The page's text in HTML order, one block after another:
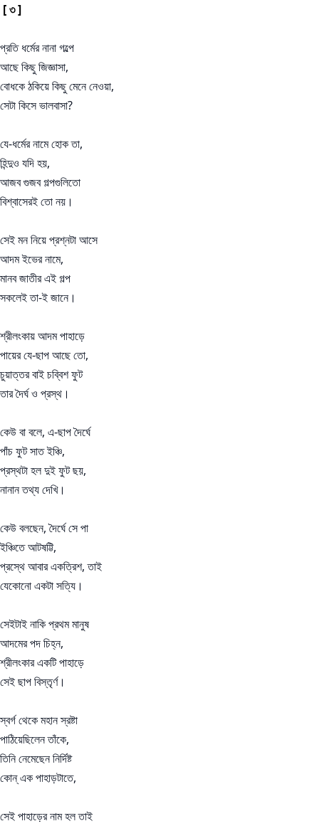
[ ৩ ]
প্রতি ধর্মের নানা গল্পে
আছে কিছু জিজ্ঞাসা,
বোধকে ঠকিয়ে কিছু মেনে নেওয়া,
সেটা কিসে ভালবাসা?
যে-ধর্মের নামে হোক তা,
হিন্দুও যদি হয়,
আজব গুজব গল্পগুলিতো
বিশ্বাসেরই তো নয়।
সেই মন নিয়ে প্রশ্নটা আসে
আদম ইভের নামে,
মানব জাতীর এই গল্প
সকলেই তা-ই জানে।
শ্রীলংকায় আদম পাহাড়ে
পায়ের যে-ছাপ আছে তো,
চুয়াত্তর বাই চব্বিশ ফুট
তার দৈর্ঘ ও প্রস্থ।
কেউ বা বলে, এ-ছাপ দৈর্ঘে
পাঁচ ফুট সাত ইঞ্চি,
প্রস্থটা হল দুই ফুট ছয়,
নানান তথ্য দেখি।
কেউ বলছেন, দৈর্ঘে সে পা
ইঞ্চিতে আটষট্টি,
প্রস্থে আবার একত্রিশ, তাই
যেকোনো একটা সত্যি।
সেইটাই নাকি প্রথম মানুষ
আদমের পদ চিহ্ন,
শ্রীলংকার একটি পাহাড়ে
সেই ছাপ বিস্তৃর্ণ।
স্বর্গ থেকে মহান স্রষ্টা
পাঠিয়েছিলেন তাঁকে,
তিনি নেমেছেন নির্দিষ্ট
কোন্ এক পাহাড়টাতে,
সেই পাহাড়ের নাম হল তাই